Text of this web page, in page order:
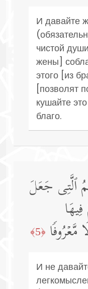
И давайте
чистой
жены]
этого [из
[позволят
кушайте
благо.
ٱلَّتِی جَعَلَ
مَّعۡرُوفࣰا ﴿5﴾
И не